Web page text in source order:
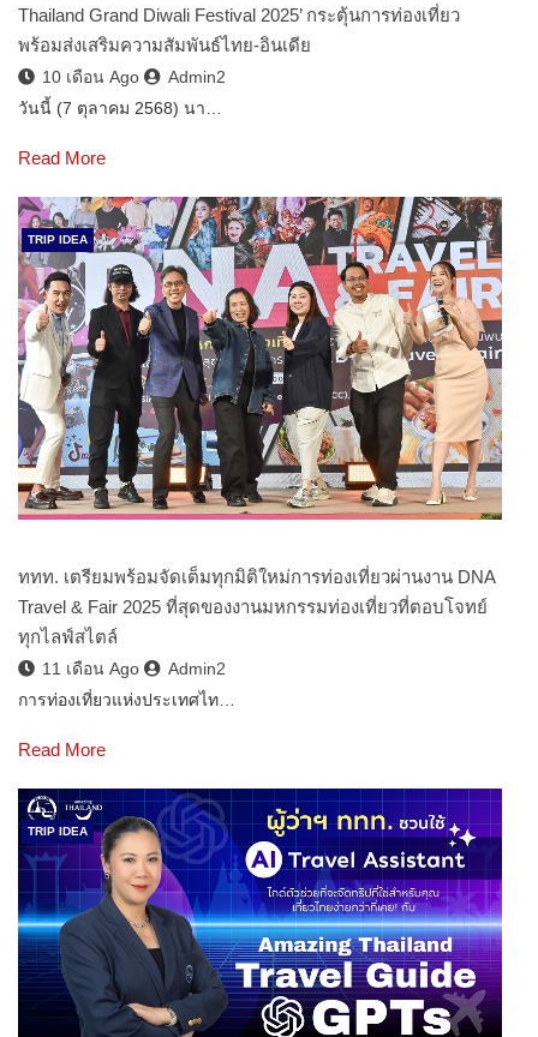
Thailand Grand Diwali Festival 2025’ กระตุ้นการท่องเที่ยว
พร้อมส่งเสริมความสัมพันธ์ไทย-อินเดีย
10 เดือน Ago
Admin2
วันนี้ (7 ตุลาคม 2568) นา…
Read More
TRIP IDEA
ททท. เตรียมพร้อมจัดเต็มทุกมิติใหม่การท่องเที่ยวผ่านงาน DNA
Travel & Fair 2025 ที่สุดของงานมหกรรมท่องเที่ยวที่ตอบโจทย์
ทุกไลฟ์สไตล์
11 เดือน Ago
Admin2
การท่องเที่ยวแห่งประเทศไท…
Read More
TRIP IDEA